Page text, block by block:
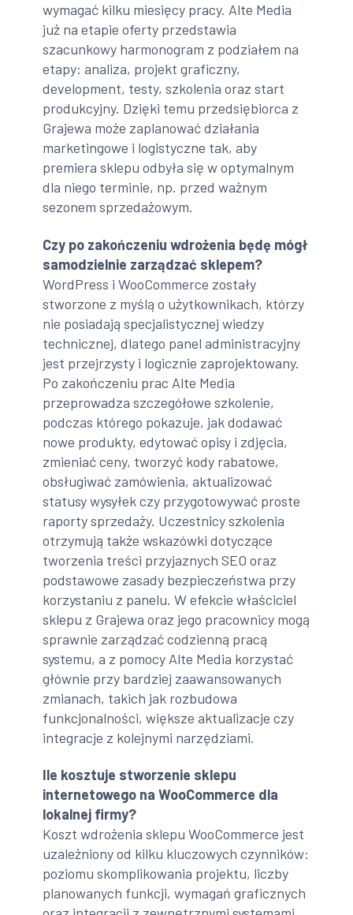
wymagać kilku miesięcy pracy. Alte Media
już na etapie oferty przedstawia
szacunkowy harmonogram z podziałem na
etapy: analiza, projekt graficzny,
development, testy, szkolenia oraz start
produkcyjny. Dzięki temu przedsiębiorca z
Grajewa może zaplanować działania
marketingowe i logistyczne tak, aby
premiera sklepu odbyła się w optymalnym
dla niego terminie, np. przed ważnym
sezonem sprzedażowym.
Czy po zakończeniu wdrożenia będę mógł
samodzielnie zarządzać sklepem?
WordPress i WooCommerce zostały
stworzone z myślą o użytkownikach, którzy
nie posiadają specjalistycznej wiedzy
technicznej, dlatego panel administracyjny
jest przejrzysty i logicznie zaprojektowany.
Po zakończeniu prac Alte Media
przeprowadza szczegółowe szkolenie,
podczas którego pokazuje, jak dodawać
nowe produkty, edytować opisy i zdjęcia,
zmieniać ceny, tworzyć kody rabatowe,
obsługiwać zamówienia, aktualizować
statusy wysyłek czy przygotowywać proste
raporty sprzedaży. Uczestnicy szkolenia
otrzymują także wskazówki dotyczące
tworzenia treści przyjaznych SEO oraz
podstawowe zasady bezpieczeństwa przy
korzystaniu z panelu. W efekcie właściciel
sklepu z Grajewa oraz jego pracownicy mogą
sprawnie zarządzać codzienną pracą
systemu, a z pomocy Alte Media korzystać
głównie przy bardziej zaawansowanych
zmianach, takich jak rozbudowa
funkcjonalności, większe aktualizacje czy
integracje z kolejnymi narzędziami.
Ile kosztuje stworzenie sklepu
internetowego na WooCommerce dla
lokalnej firmy?
Koszt wdrożenia sklepu WooCommerce jest
uzależniony od kilku kluczowych czynników:
poziomu skomplikowania projektu, liczby
planowanych funkcji, wymagań graficznych